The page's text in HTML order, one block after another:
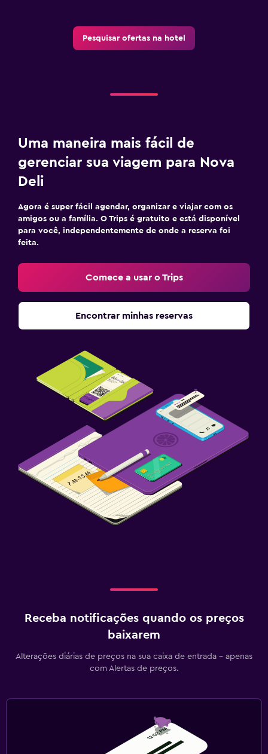
Pesquisar ofertas na hotel
Uma maneira mais fácil de
gerenciar sua viagem para Nova
Deli
Agora é super fácil agendar, organizar e viajar com os
amigos ou a família. O Trips é gratuito e está disponível
para você, independentemente de onde a reserva foi
feita.
Comece a usar o Trips
Encontrar minhas reservas
Receba notificações quando os preços
baixarem
Alterações diárias de preços na sua caixa de entrada - apenas
com Alertas de preços.